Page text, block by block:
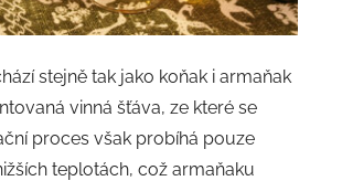
stejně tak jako koňak i armaňak
vinná šťáva, ze které se
proces však probíhá pouze
teplotách, což armaňaku